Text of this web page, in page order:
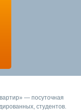
— посуточная
студентов.